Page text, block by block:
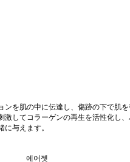
を肌の中に伝達し、傷跡の下で肌
してコラーゲンの再生を活性化し
与えます。
에어젯